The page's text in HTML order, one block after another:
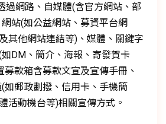
過網路、自媒體(含官方網站、部
站(如公益網站、募資平台網
其他網站連結等)、媒體、關鍵字
DM、簡介、海報、寄發賀卡
募款箱含募款文宣及宣傳手冊、
如郵政劃撥、信用卡、手機簡
活動機台等)相關宣傳方式。